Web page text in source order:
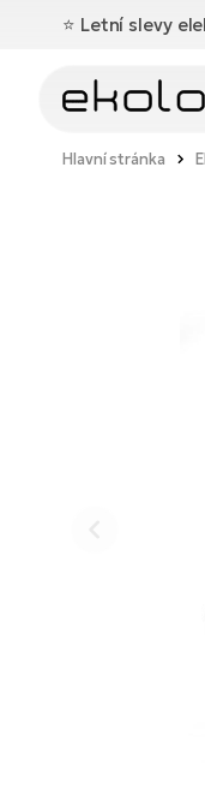
⭐️ Letní slevy
Hlavní stránka